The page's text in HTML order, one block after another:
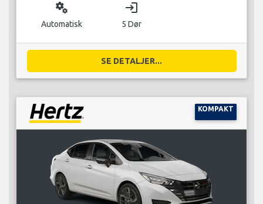
miscellaneous_services
Automatisk
login
5 Dør
SE DETALJER...
KOMPAKT